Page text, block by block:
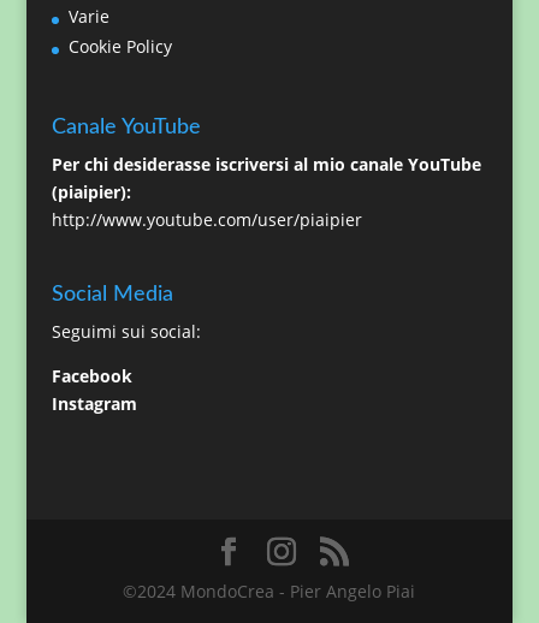
Varie
Cookie Policy
Canale YouTube
Per chi desiderasse iscriversi al mio canale YouTube
(piaipier):
http://www.youtube.com/user/piaipier
Social Media
Seguimi sui social:
Facebook
Instagram
©2024 MondoCrea - Pier Angelo Piai